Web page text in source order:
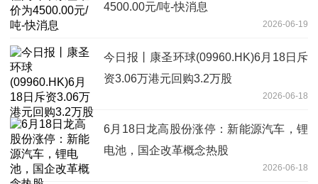
4500.00元/吨-快消息
2026-06-19
今日报丨康圣环球(09960.HK)6月18日斥
资3.06万港元回购3.2万股
2026-06-18
6月18日龙高股份涨停：新能源汽车，锂
电池，国企改革概念热股
2026-06-18